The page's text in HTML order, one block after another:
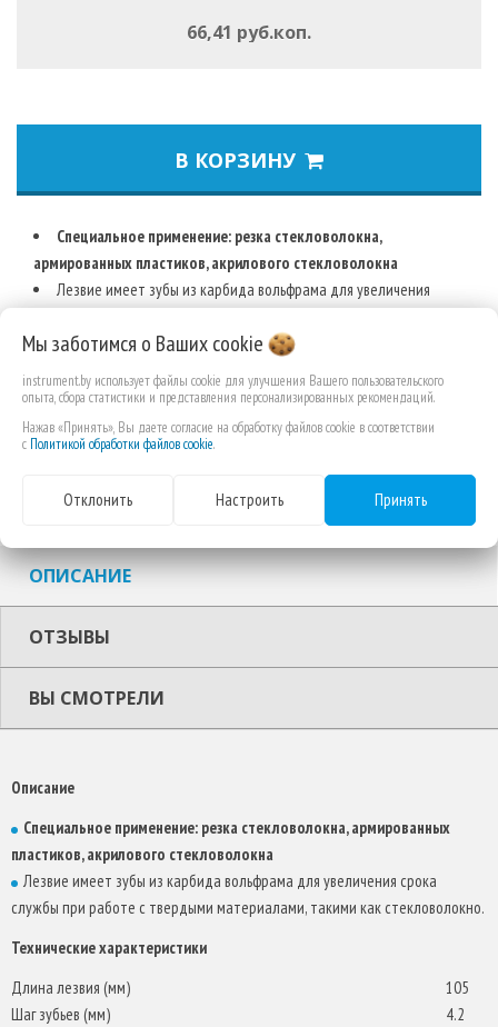
66,41 руб.коп.
В КОРЗИНУ
Специальное применение: резка стекловолокна,
армированных пластиков, акрилового стекловолокна
Лезвие имеет зубы из карбида вольфрама для увеличения
стекловолокно.
ОПИСАНИЕ
ОТЗЫВЫ
ВЫ СМОТРЕЛИ
Описание
Специальное применение: резка стекловолокна, армированных
пластиков, акрилового стекловолокна
Лезвие имеет зубы из карбида вольфрама для увеличения срока
службы при работе с твердыми материалами, такими как стекловолокно.
Технические характеристики
Длина лезвия (мм)
105
Шаг зубьев (мм)
4.2
Мы заботимся о Вашихcookie
instrument.by использует файлы cookie для улучшения Вашего пользовательского
опыта, сбора статистики и представления персонализированных рекомендаций.
Нажав «Принять», Вы даете согласие на обработку файлов cookie в соответствии
с Политикой обработки файлов cookie.
Отклонить Настроить Принять